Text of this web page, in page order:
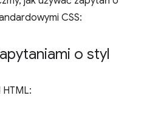
CSS:
o styl
HTML: